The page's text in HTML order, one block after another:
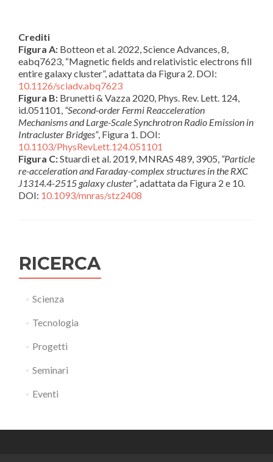
Crediti
Figura A: Botteon et al. 2022, Science Advances, 8,
eabq7623, “Magnetic fields and relativistic electrons fill
entire galaxy cluster”, adattata da Figura 2. DOI:
10.1126/sciadv.abq7623
Figura B: Brunetti & Vazza 2020, Phys. Rev. Lett. 124,
id.051101, “Second-order Fermi Reacceleration
Mechanisms and Large-Scale Synchrotron Radio Emission in
Intracluster Bridges”, Figura 1. DOI:
10.1103/PhysRevLett.124.051101
Figura C:Stuardi et al. 2019, MNRAS 489, 3905, “Particle
re-acceleration and Faraday-complex structures in the RXC
J1314.4-2515 galaxy cluster”, adattata da Figura 2 e 10.
DOI: 10.1093/mnras/stz2408
RICERCA
Scienza
Tecnologia
Progetti
Seminari
Eventi